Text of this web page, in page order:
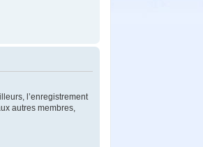
l’enregistrement
autres membres,